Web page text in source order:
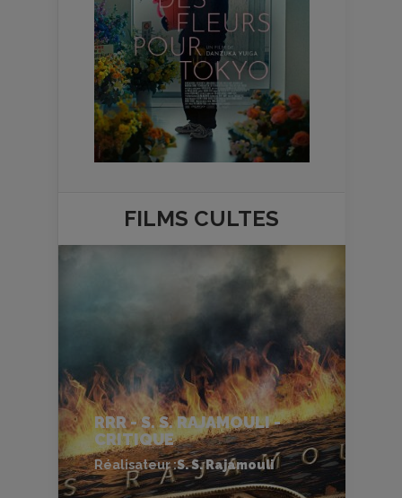
FILMS CULTES
RRR - S. S. RAJAMOULI -
CRITIQUE
Réalisateur :S. S. Rajamouli